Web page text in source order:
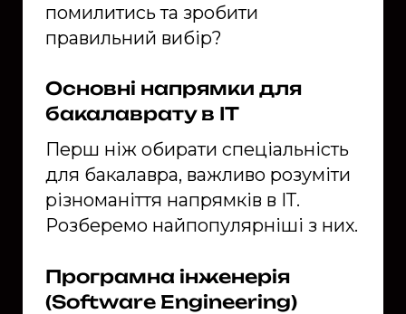
помилитись та зробити
правильний вибір?
Основні напрямки для
бакалаврату в ІТ
Перш ніж обирати спеціальність
для бакалавра, важливо розуміти
різноманіття напрямків в ІТ.
Розберемо найпопулярніші з них.
Програмна інженерія
(Software Engineering)